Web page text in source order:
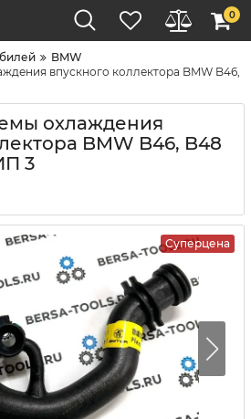
0
BMW
впускного коллектора BMW B46,
охлаждения
BMW B46, B48
3
Суперцена